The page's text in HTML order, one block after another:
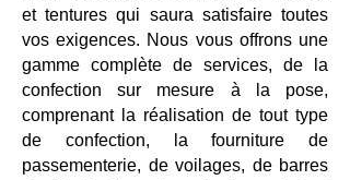
et tentures qui saura satisfaire toutes
vos exigences. Nous vous offrons une
gamme complète de services, de la
confection sur mesure à la pose,
comprenant la réalisation de tout type
de confection, la fourniture de
passementerie, de voilages, de barres